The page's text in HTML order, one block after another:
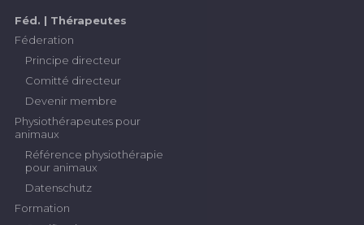
Féd. | Thérapeutes
Féderation
Principe directeur
Comitté directeur
Devenir membre
Physiothérapeutes pour
animaux
Référence physiothérapie
pour animaux
Datenschutz
Formation